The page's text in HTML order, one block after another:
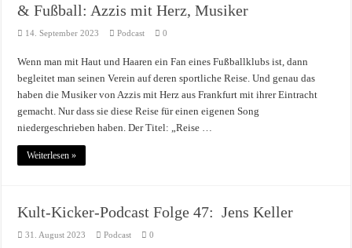
& Fußball: Azzis mit Herz, Musiker
14. September 2023 Podcast 0
Wenn man mit Haut und Haaren ein Fan eines Fußballklubs ist, dann
begleitet man seinen Verein auf deren sportliche Reise. Und genau das
haben die Musiker von Azzis mit Herz aus Frankfurt mit ihrer Eintracht
gemacht. Nur dass sie diese Reise für einen eigenen Song
niedergeschrieben haben. Der Titel: „Reise …
Weiterlesen »
Kult-Kicker-Podcast Folge 47: Jens Keller
31. August 2023 Podcast 0